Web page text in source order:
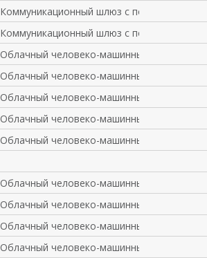
Коммуникационный шлюз с поддер
Коммуникационный шлюз с поддер
Облачный человеко-машинный инт
Облачный человеко-машинный инт
Облачный человеко-машинный инт
Облачный человеко-машинный инт
Облачный человеко-машинный инт
Облачный человеко-машинный инт
Облачный человеко-машинный инт
Облачный человеко-машинный инт
Облачный человеко-машинный инт